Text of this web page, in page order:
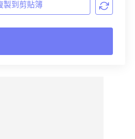
製到剪貼簿